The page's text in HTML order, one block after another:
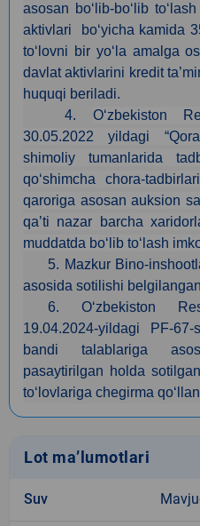
asosan bo‘lib-bo‘lib
aktivlari bo‘yicha kamida
to‘lovni bir yo‘la amalga
davlat aktivlarini kredit
huquqi beriladi.
4. O‘zbekiston
30.05.2022 yildagi
shimoliy tumanlarida
qo‘shimcha chora-
qaroriga asosan auksion
qa’ti nazar barcha
muddatda bo‘lib to‘lash
5. Mazkur Bino-
asosida sotilishi
6.O‘zbekiston
19.04.2024-yildagi PF-
bandi talablariga
pasaytirilgan holda
to‘lovlariga chegirma
Lot ma’lumotlari
Suv